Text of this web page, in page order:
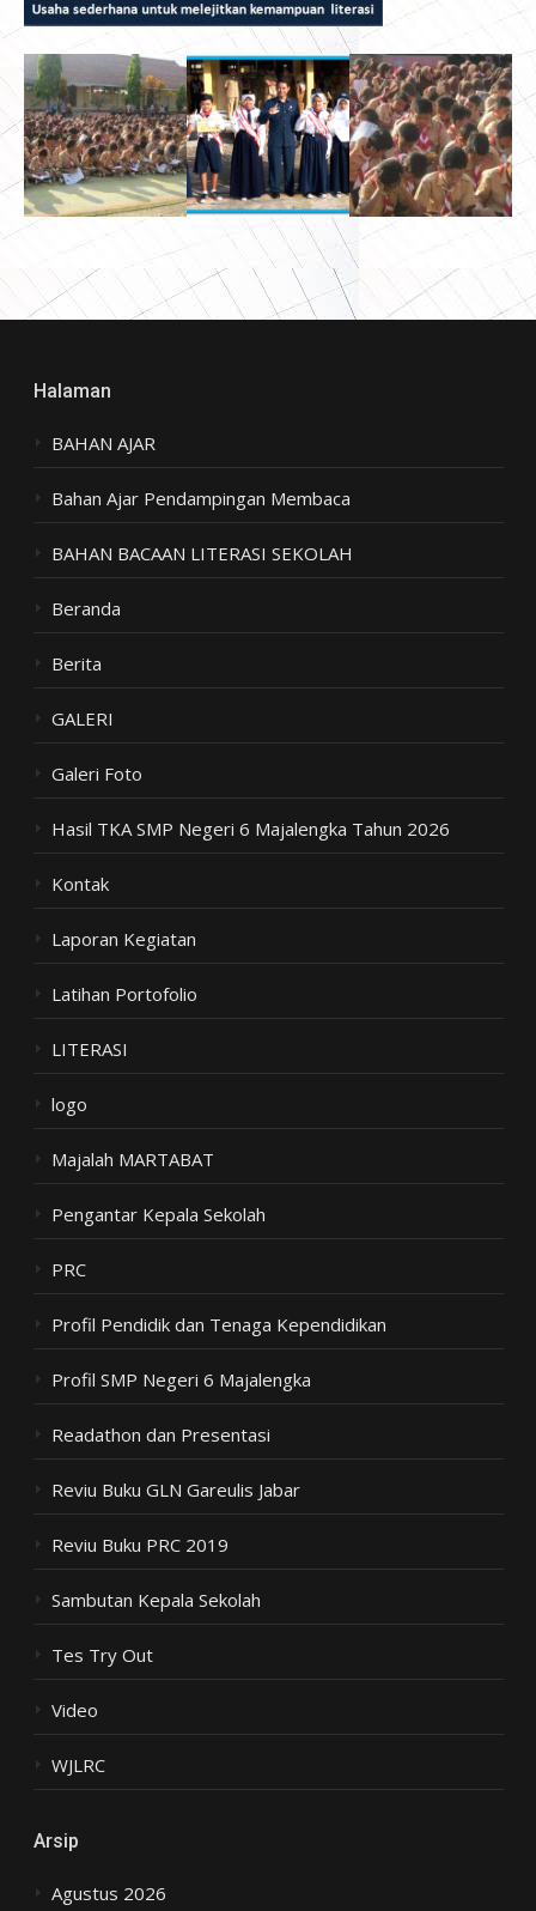
Halaman
BAHAN AJAR
Bahan Ajar Pendampingan Membaca
BAHAN BACAAN LITERASI SEKOLAH
Beranda
Berita
GALERI
Galeri Foto
Hasil TKA SMP Negeri 6 Majalengka Tahun 2026
Kontak
Laporan Kegiatan
Latihan Portofolio
LITERASI
logo
Majalah MARTABAT
Pengantar Kepala Sekolah
PRC
Profil Pendidik dan Tenaga Kependidikan
Profil SMP Negeri 6 Majalengka
Readathon dan Presentasi
Reviu Buku GLN Gareulis Jabar
Reviu Buku PRC 2019
Sambutan Kepala Sekolah
Tes Try Out
Video
WJLRC
Arsip
Agustus 2026